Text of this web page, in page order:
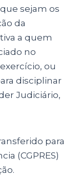
sejam os
da
a quem
no
ou
disciplinar
Judiciário,
para
(CGPRES)